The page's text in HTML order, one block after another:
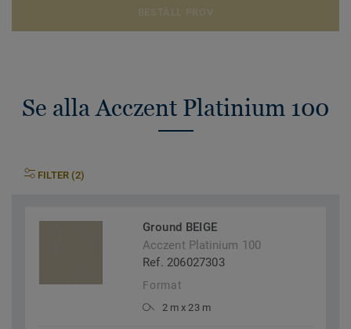
Se alla Acczent Platinium 100
FILTER (2)
Ground BEIGE
Acczent Platinium 100
Ref. 206027303
Format
2 m x 23 m